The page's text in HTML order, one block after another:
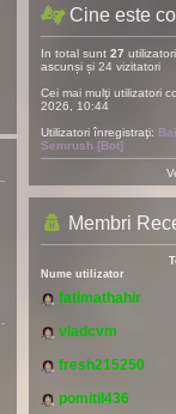
Cine este
In total sunt 27
ascunși și 24 vizitatori
Cei mai mulţi utilizatori
2026, 10:44
Utilizatori înregistraţi:
Semrush [Bot]
Membri
Nume utilizator
fatimathahir
vladcvm
fresh215250
pomitil436